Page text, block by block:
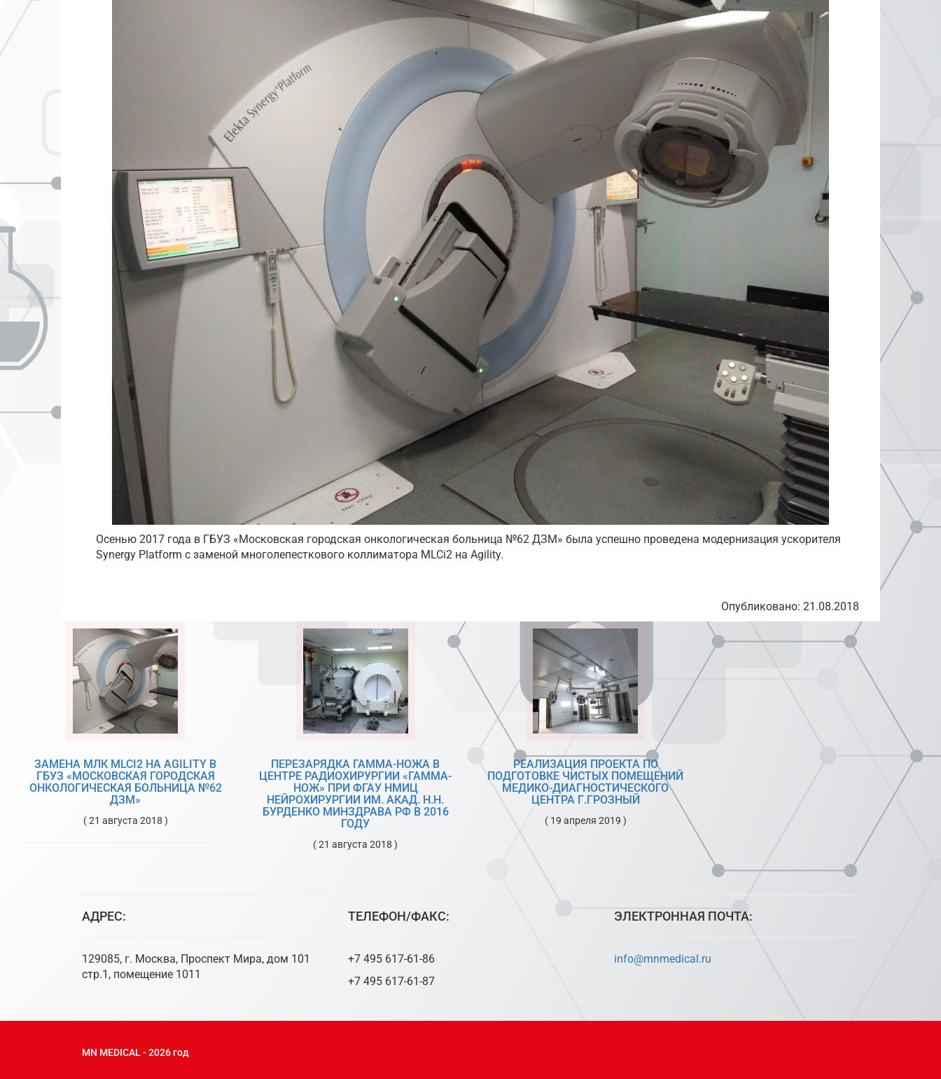
Осенью 2017 года в ГБУЗ «Московская городская онкологическая больница №62 ДЗМ» была успешно проведена модернизация ускорителя
Synergy Platform с заменой многолепесткового коллиматора MLCi2 на Agility.
Опубликовано: 21.08.2018
ЗАМЕНА МЛК MLCI2 НА AGILITY В
ГБУЗ «МОСКОВСКАЯ ГОРОДСКАЯ
ОНКОЛОГИЧЕСКАЯ БОЛЬНИЦА №62
ДЗМ»
( 21 августа 2018 )
ПЕРЕЗАРЯДКА ГАММА-НОЖА В
ЦЕНТРЕ РАДИОХИРУРГИИ «ГАММА-
НОЖ» ПРИ ФГАУ НМИЦ
НЕЙРОХИРУРГИИ ИМ. АКАД. Н.Н.
БУРДЕНКО МИНЗДРАВА РФ В 2016
ГОДУ
( 21 августа 2018 )
РЕАЛИЗАЦИЯ ПРОЕКТА ПО
ПОДГОТОВКЕ ЧИСТЫХ ПОМЕЩЕНИЙ
МЕДИКО-ДИАГНОСТИЧЕСКОГО
ЦЕНТРА Г.ГРОЗНЫЙ
( 19 апреля 2019 )
АДРЕС:
129085, г. Москва, Проспект Мира, дом 101
стр.1, помещение 1011
ТЕЛЕФОН/ФАКС:
+7 495 617-61-86
+7 495 617-61-87
ЭЛЕКТРОННАЯ ПОЧТА:
info@mnmedical.ru
MN MEDICAL - 2026 год